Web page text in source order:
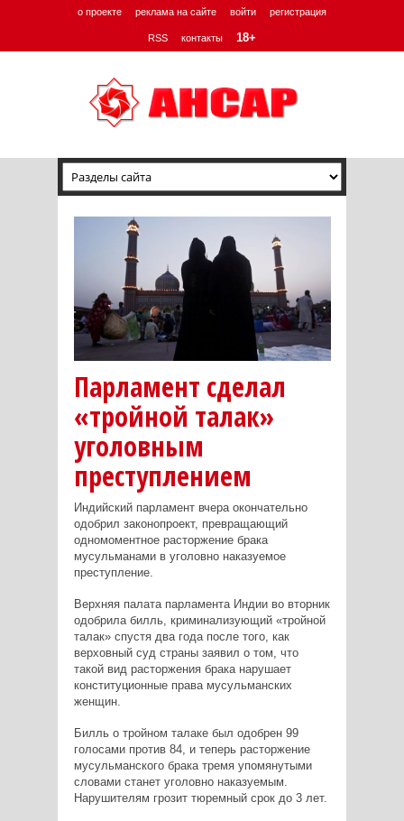
о проекте реклама на сайте войти регистрация
RSS контакты 18+
Парламент сделал
«тройной талак»
уголовным
преступлением
Индийский парламент вчера окончательно
одобрил законопроект, превращающий
одномоментное расторжение брака
мусульманами в уголовно наказуемое
преступление.
Верхняя палата парламента Индии во вторник
одобрила билль, криминализующий «тройной
талак» спустя два года после того, как
верховный суд страны заявил о том, что
такой вид расторжения брака нарушает
конституционные права мусульманских
женщин.
Билль о тройном талаке был одобрен 99
голосами против 84, и теперь расторжение
мусульманского брака тремя упомянутыми
словами станет уголовно наказуемым.
Нарушителям грозит тюремный срок до 3 лет.